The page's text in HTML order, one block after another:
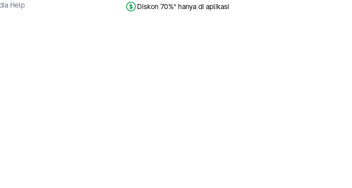
Help
Diskon 70%* hanya di aplikasi